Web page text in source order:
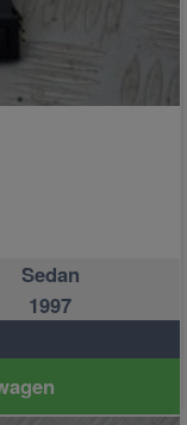
Sedan
1997